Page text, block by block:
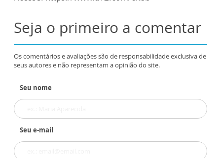
Seja o primeiro a comentar
Os comentários e avaliações são de responsabilidade exclusiva de
seus autores e não representam a opinião do site.
Seu nome
Seu e-mail